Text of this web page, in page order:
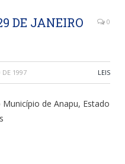
DE JANEIRO
0
DE 1997 LEIS
de Anapu, Estado